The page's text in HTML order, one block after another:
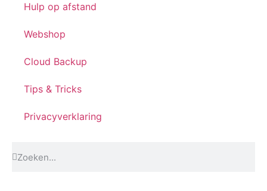
Hulp op afstand
Webshop
Cloud Backup
Tips & Tricks
Privacyverklaring